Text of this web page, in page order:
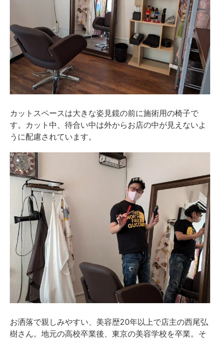
カットスペースは大きな姿見鏡の前に施術用の椅子で
す。カット中、待合い中は外からお店の中が見えないよ
うに配慮されています。
お洒落で親しみやすい、美容歴20年以上で店主の西尾弘
樹さん。地元の高校卒業後、東京の美容学校を卒業。そ